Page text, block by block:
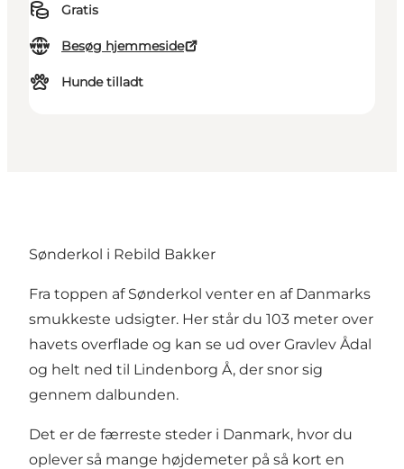
Gratis
Besøg hjemmeside
Hunde tilladt
Sønderkol i Rebild Bakker
Fra toppen af Sønderkol venter en af Danmarks
smukkeste udsigter. Her står du 103 meter over
havets overflade og kan se ud over Gravlev Ådal
og helt ned til Lindenborg Å, der snor sig
gennem dalbunden.
Det er de færreste steder i Danmark, hvor du
oplever så mange højdemeter på så kort en